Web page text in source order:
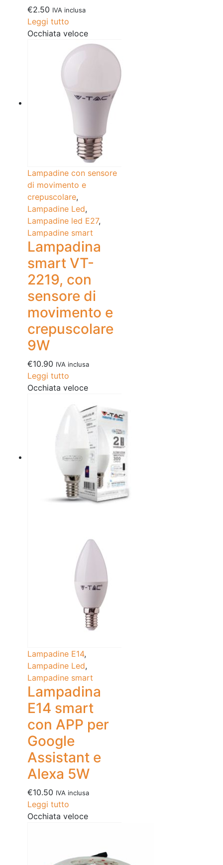
€2.50 IVA inclusa
Leggi tutto
Occhiata veloce
Lampadine con sensore
di movimento e
crepuscolare,
Lampadine Led,
Lampadine led E27,
Lampadine smart
Lampadina
smart VT-
2219, con
sensore di
movimento e
crepuscolare
9W
€10.90 IVA inclusa
Leggi tutto
Occhiata veloce
Lampadine E14,
Lampadine Led,
Lampadine smart
Lampadina
E14 smart
con APP per
Google
Assistant e
Alexa 5W
€10.50 IVA inclusa
Leggi tutto
Occhiata veloce